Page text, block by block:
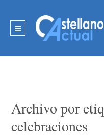
Archivo por
celebraciones